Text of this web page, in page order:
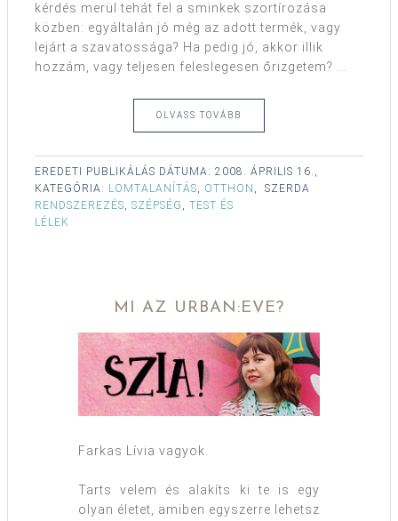
kérdés merül tehát fel a sminkek szortírozása
közben: egyáltalán jó még az adott termék, vagy
lejárt a szavatossága? Ha pedig jó, akkor illik
hozzám, vagy teljesen feleslegesen őrizgetem? ...
OLVASS TOVÁBB
EREDETI PUBLIKÁLÁS DÁTUMA: 2008. ÁPRILIS 16.,
SZERDA
KATEGÓRIA: LOMTALANÍTÁS, OTTHON ,
RENDSZEREZÉS, SZÉPSÉG , TEST ÉS
LÉLEK
MI AZ URBAN:EVE?
Farkas Lívia vagyok.
Tarts velem és alakíts ki te is egy
olyan életet, amiben egyszerre lehetsz